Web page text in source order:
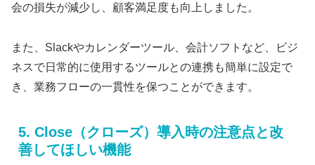
会の損失が減少し、顧客満足度も向上しました。
また、Slackやカレンダーツール、会計ソフトなど、ビジ
ネスで日常的に使用するツールとの連携も簡単に設定で
き、業務フローの一貫性を保つことができます。
5. Close（クローズ）導入時の注意点と改
善してほしい機能